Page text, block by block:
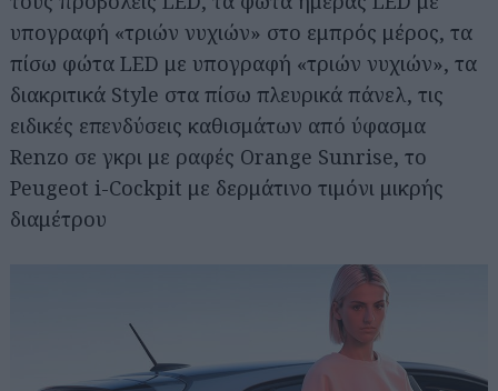
υπογραφή «τριών νυχιών» στο εμπρός μέρος, τα
πίσω φώτα LED με υπογραφή «τριών νυχιών», τα
διακριτικά Style στα πίσω πλευρικά πάνελ, τις
ειδικές επενδύσεις καθισμάτων από ύφασμα
Renzo σε γκρι με ραφές Orange Sunrise, το
Peugeot i-Cockpit με δερμάτινο τιμόνι μικρής
διαμέτρου